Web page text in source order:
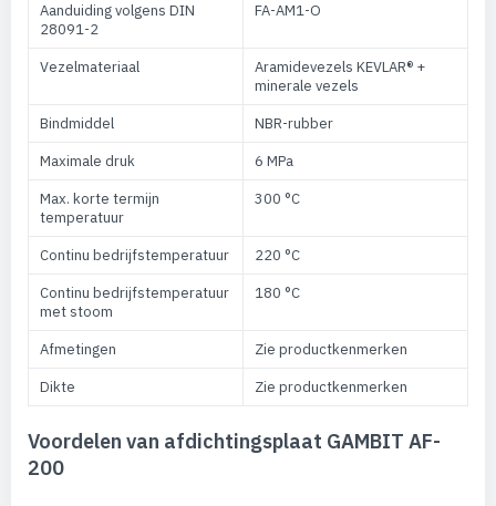
Aanduiding volgens DIN
28091-2
FA-AM1-O
Vezelmateriaal
Aramidevezels KEVLAR® +
minerale vezels
Bindmiddel
NBR-rubber
Maximale druk
6 MPa
Max. korte termijn
temperatuur
300 °C
Continu bedrijfstemperatuur
220 °C
Continu bedrijfstemperatuur
met stoom
180 °C
Afmetingen
Zie productkenmerken
Dikte
Zie productkenmerken
Voordelen van afdichtingsplaat GAMBIT AF-
200